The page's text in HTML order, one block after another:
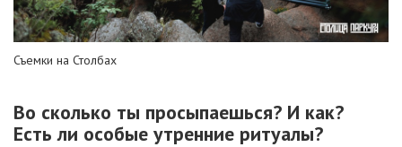
Съемки на Столбах
Во сколько ты просыпаешься? И как?
Есть ли особые утренние ритуалы?